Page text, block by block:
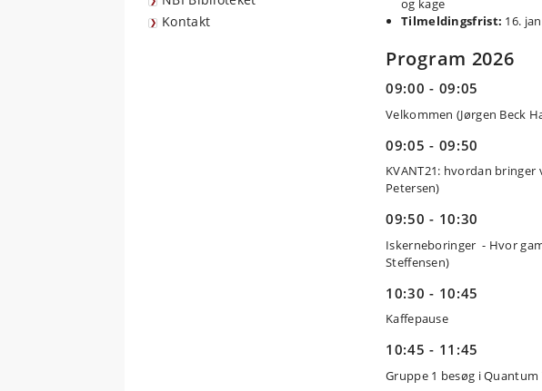
Kontakt
og kage
Tilmeldingsfrist: 16.
Program 2026
09:00 - 09:05
Velkommen (Jørgen Beck
09:05 - 09:50
KVANT21: hvordan
Petersen)
09:50 - 10:30
Iskerneboringer - Hvor
Steffensen)
10:30 - 10:45
Kaffepause
10:45 - 11:45
Gruppe 1 besøg i Quantum